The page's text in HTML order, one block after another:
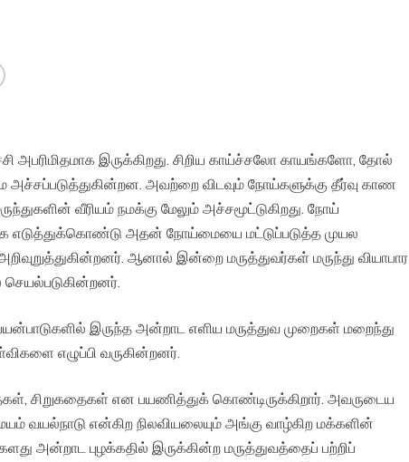
அபரிமிதமாக இருக்கிறது. சிறிய காய்ச்சலோ காயங்களோ, தோல்
அச்சப்படுத்துகின்றன. அவற்றை விடவும் நோய்களுக்கு தீர்வு காண
வீரியம் நமக்கு மேலும் அச்சமூட்டுகிறது. நோய்
எடுத்துக்கொண்டு அதன் நோய்மையை மட்டுப்படுத்த முயல
ஆனால் இன்றை மருத்துவர்கள் மருந்து வியாபார
இருந்த அன்றாட எளிய மருத்துவ முறைகள் மறைந்து
எழுப்பி வருகின்றனர்.
என பயணித்துக் கொண்டிருக்கிறார். அவருடைய
வயல்நாடு என்கிற நிலவியலையும் அங்கு வாழ்கிற மக்களின்
அன்றாட புழக்கதில் இருக்கின்ற மருத்துவத்தைப் பற்றிப்